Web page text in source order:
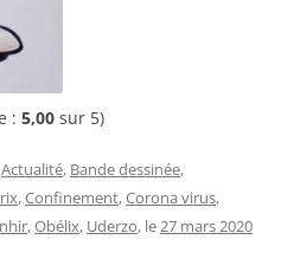
: 5,00 sur 5)
Actualité, Bande dessinée,
,Confinement,Corona virus,
,Obélix, Uderzo, le 27 mars 2020